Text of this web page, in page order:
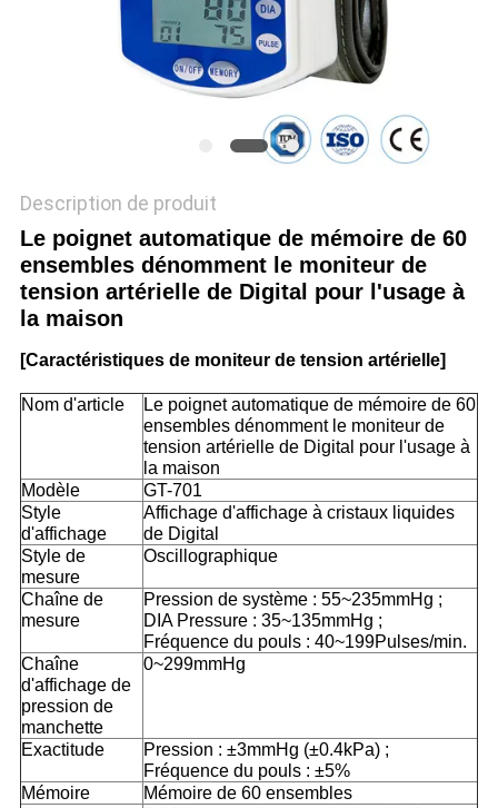
Description de produit
Le poignet automatique de mémoire de 60
ensembles dénomment le moniteur de
tension artérielle de Digital pour l'usage à
la maison
[Caractéristiques de moniteur de tension artérielle]
Nom d'article
Le poignet automatique de mémoire de 60
ensembles dénomment le moniteur de
tension artérielle de Digital pour l'usage à
la maison
Modèle
GT-701
Style
d'affichage
Affichage d'affichage à cristaux liquides
de Digital
Style de
mesure
Oscillographique
Chaîne de
mesure
Pression de système : 55~235mmHg ;
DIA Pressure : 35~135mmHg ;
Fréquence du pouls : 40~199Pulses/min.
Chaîne
d'affichage de
pression de
manchette
0~299mmHg
Exactitude
Pression : ±3mmHg (±0.4kPa) ;
Fréquence du pouls : ±5%
Mémoire
Mémoire de 60 ensembles